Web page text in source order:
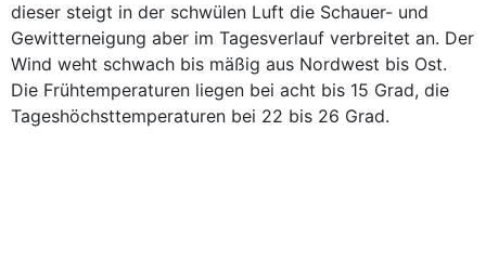
dieser steigt in der schwülen Luft die Schauer- und
Gewitterneigung aber im Tagesverlauf verbreitet an. Der
Wind weht schwach bis mäßig aus Nordwest bis Ost.
Die Frühtemperaturen liegen bei acht bis 15 Grad, die
Tageshöchsttemperaturen bei 22 bis 26 Grad.